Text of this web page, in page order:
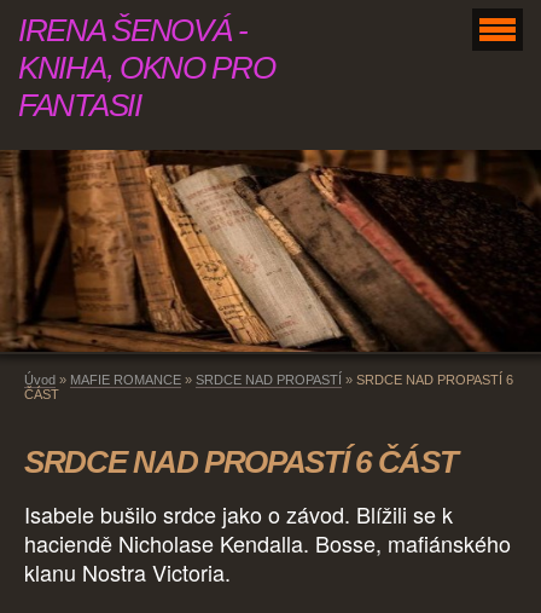
IRENA ŠENOVÁ -
KNIHA, OKNO PRO
FANTASII
Úvod » MAFIE ROMANCE » SRDCE NAD PROPASTÍ » SRDCE NAD PROPASTÍ 6
ČÁST
SRDCE NAD PROPASTÍ 6 ČÁST
Isabele bušilo srdce jako o závod. Blížili se k
haciendě Nicholase Kendalla. Bosse, mafiánského
klanu Nostra Victoria.